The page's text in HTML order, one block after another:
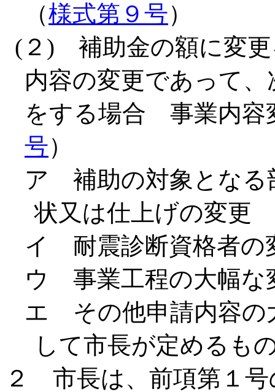
（様式第９号）
(２) 補助金の額に変更
内容の変更であって
をする場合 事業内容
号）
ア 補助の対象となる
状又は仕上げの変更
イ 耐震診断資格者の
ウ 事業工程の大幅な
エ その他申請内容の
して市長が定めるも
２ 市長は、前項第１号